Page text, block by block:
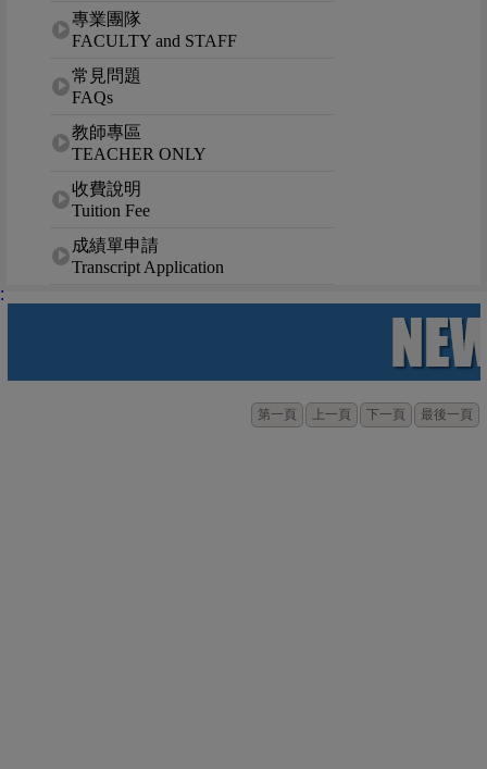
專業團隊
FACULTY and STAFF
常見問題
FAQs
教師專區
TEACHER ONLY
收費說明
Tuition Fee
成績單申請
Transcript Application
第一頁 上一頁 下一頁 最後一頁